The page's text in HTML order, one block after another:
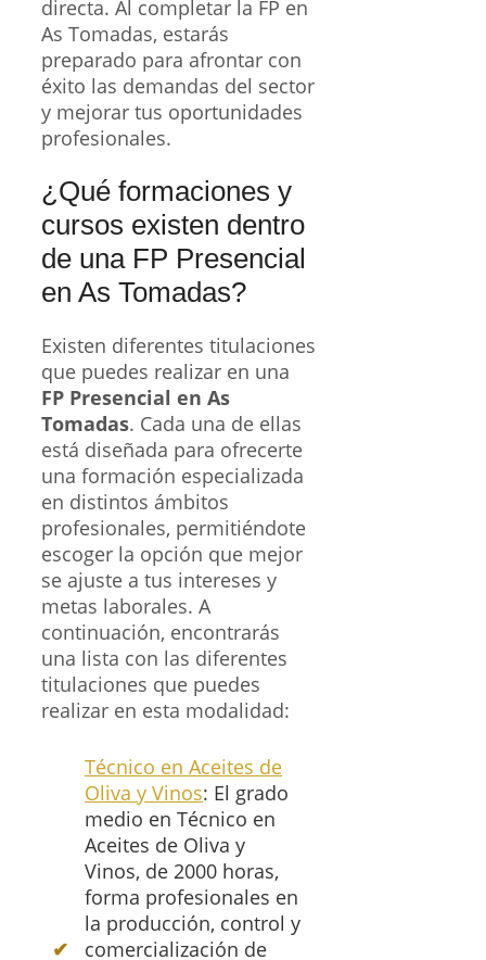
directa. Al completar la FP en
As Tomadas, estarás
preparado para afrontar con
éxito las demandas del sector
y mejorar tus oportunidades
profesionales.
¿Qué formaciones y
cursos existen dentro
de una FP Presencial
en As Tomadas?
Existen diferentes titulaciones
que puedes realizar en una
FP Presencial en As
Tomadas. Cada una de ellas
está diseñada para ofrecerte
una formación especializada
en distintos ámbitos
profesionales, permitiéndote
escoger la opción que mejor
se ajuste a tus intereses y
metas laborales. A
continuación, encontrarás
una lista con las diferentes
titulaciones que puedes
realizar en esta modalidad:
Técnico en Aceites de
Oliva y Vinos: El grado
medio en Técnico en
Aceites de Oliva y
Vinos, de 2000 horas,
forma profesionales en
la producción, control y
comercialización de